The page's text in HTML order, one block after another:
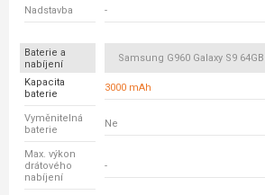
Nadstavba -
Baterie a
nabíjení
Samsung G960 Galaxy S9 64GB
Kapacita
baterie
3000 mAh
Vyměnitelná
baterie
Ne
Max. výkon
drátového
nabíjení
-